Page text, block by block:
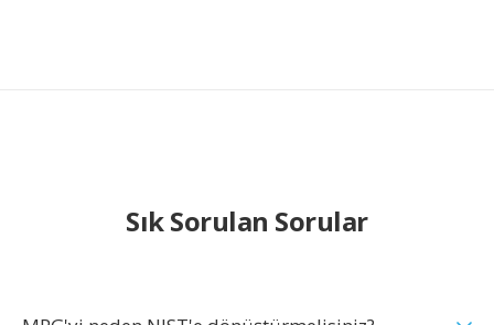
Sık Sorulan Sorular